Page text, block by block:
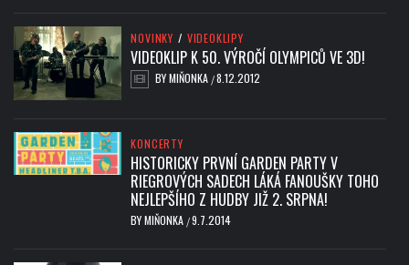
NOVINKY / VIDEOKLIPY
VIDEOKLIP K 50. VÝROČÍ OLYMPICŮ VE 3D!
BYMIŇONKA /8.12.2012
KONCERTY
HISTORICKY PRVNÍ GARDEN PARTY V
RIEGROVÝCH SADECH LÁKÁ FANOUŠKY TOHO
NEJLEPŠÍHO Z HUDBY JIŽ 2. SRPNA!
BYMIŇONKA /9.7.2014